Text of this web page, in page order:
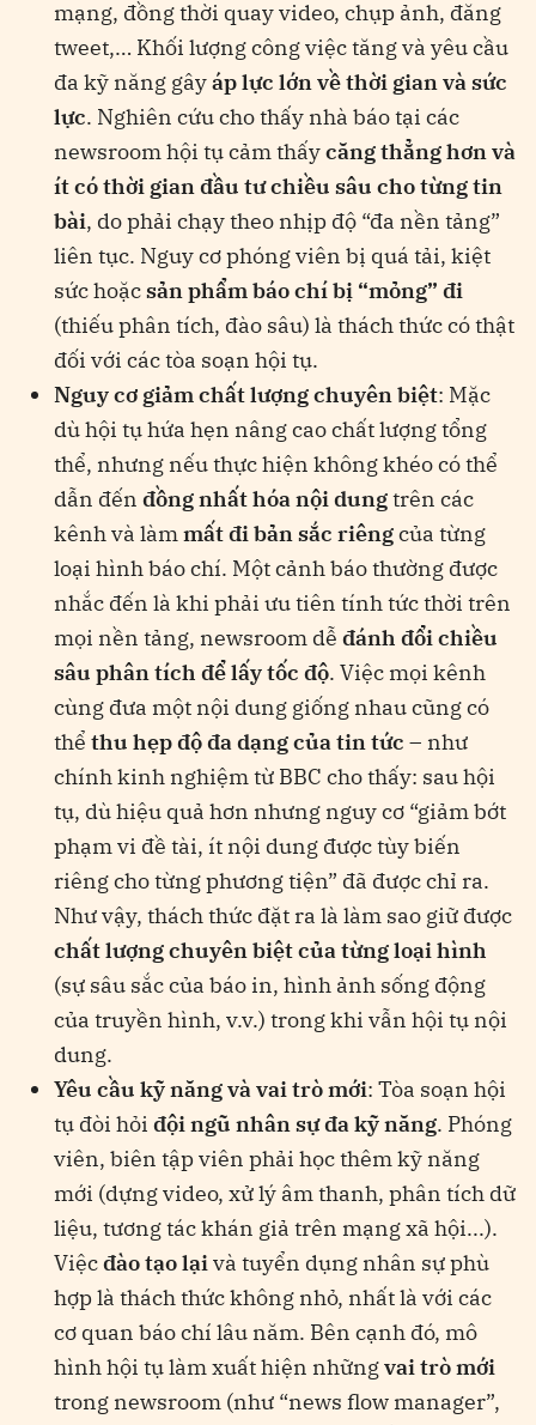
mạng, đồng thời quay video, chụp ảnh, đăng
tweet,… Khối lượng công việc tăng và yêu cầu
đa kỹ năng gâyáp lực lớn về thời gian và sức
lực. Nghiên cứu cho thấy nhà báo tại các
newsroom hội tụ cảm thấycăng thẳng hơn và
ít có thời gian đầu tư chiều sâu cho từng tin
bài, do phải chạy theo nhịp độ “đa nền tảng”
liên tục​. Nguy cơ phóng viên bị quá tải, kiệt
sức hoặcsản phẩm báo chí bị “mỏng” đi
(thiếu phân tích, đào sâu) là thách thức có thật
đối với các tòa soạn hội tụ.
Nguy cơ giảm chất lượng chuyên biệt: Mặc
dù hội tụ hứa hẹn nâng cao chất lượng tổng
thể, nhưng nếu thực hiện không khéo có thể
dẫn đến đồng nhất hóa nội dungtrên các
kênh và làmmất đi bản sắc riêngcủa từng
loại hình báo chí. Một cảnh báo thường được
nhắc đến là khi phải ưu tiên tính tức thời trên
mọi nền tảng, newsroom dễ đánh đổi chiều
sâu phân tích để lấy tốc độ​. Việc mọi kênh
cùng đưa một nội dung giống nhau cũng có
thể thu hẹp độ đa dạng của tin tức – như
chính kinh nghiệm từ BBC cho thấy: sau hội
tụ, dù hiệu quả hơn nhưng nguy cơ “giảm bớt
phạm vi đề tài, ít nội dung được tùy biến
riêng cho từng phương tiện” đã được chỉ ra.
Như vậy, thách thức đặt ra là làm sao giữ được
chất lượng chuyên biệt của từng loại hình
(sự sâu sắc của báo in, hình ảnh sống động
của truyền hình, v.v.) trong khi vẫn hội tụ nội
dung.
Yêu cầu kỹ năng và vai trò mới: Tòa soạn hội
tụ đòi hỏi đội ngũ nhân sự đa kỹ năng. Phóng
viên, biên tập viên phải học thêm kỹ năng
mới (dựng video, xử lý âm thanh, phân tích dữ
liệu, tương tác khán giả trên mạng xã hội...).
Việcđào tạo lạivà tuyển dụng nhân sự phù
hợp là thách thức không nhỏ, nhất là với các
cơ quan báo chí lâu năm. Bên cạnh đó, mô
hình hội tụ làm xuất hiện nhữngvai trò mới
trong newsroom (như “news flow manager”,